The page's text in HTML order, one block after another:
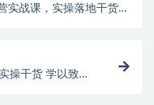
实战课，实操落地干货内
操干货 学以致用